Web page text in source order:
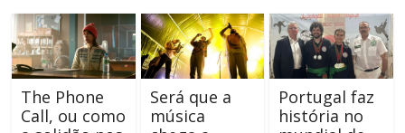
The Phone
Call, ou como
Será que a
música
Portugal faz
história no